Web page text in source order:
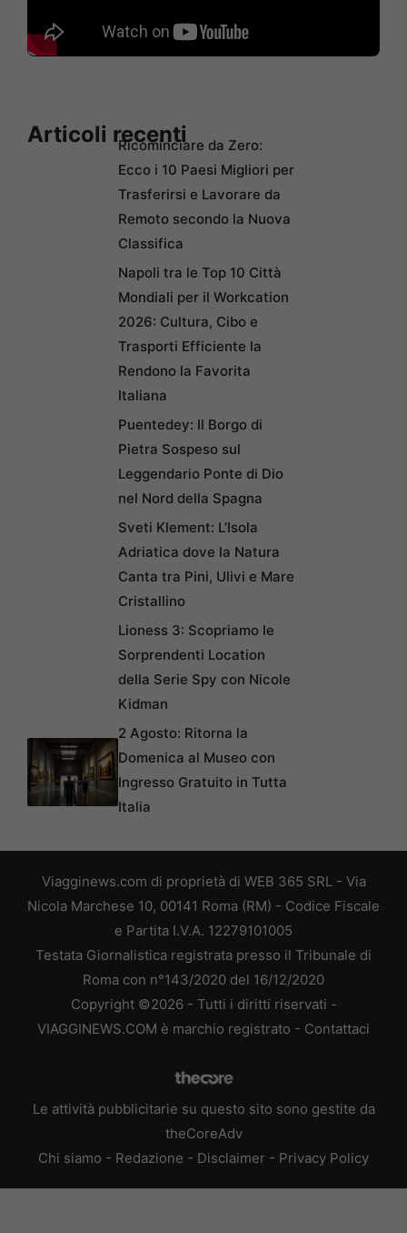
Articoli recentiRicominciare da Zero:
Ecco i 10 Paesi Migliori per
Trasferirsi e Lavorare da
Remoto secondo la Nuova
Classifica
Napoli tra le Top 10 Città
Mondiali per il Workcation
2026: Cultura, Cibo e
Trasporti Efficiente la
Rendono la Favorita
Italiana
Puentedey: Il Borgo di
Pietra Sospeso sul
Leggendario Ponte di Dio
nel Nord della Spagna
Sveti Klement: L’Isola
Adriatica dove la Natura
Canta tra Pini, Ulivi e Mare
Cristallino
Lioness 3: Scopriamo le
Sorprendenti Location
della Serie Spy con Nicole
Kidman
2 Agosto: Ritorna la
Domenica al Museo con
Ingresso Gratuito in Tutta
Italia
Viagginews.com di proprietà di WEB 365 SRL - Via
Nicola Marchese 10, 00141 Roma (RM) - Codice Fiscale
e Partita I.V.A. 12279101005
Testata Giornalistica registrata presso il Tribunale di
Roma con n°143/2020 del 16/12/2020
Copyright ©2026 - Tutti i diritti riservati -
VIAGGINEWS.COM è marchio registrato - Contattaci
Le attività pubblicitarie su questo sito sono gestite da
theCoreAdv
Chi siamo - Redazione - Disclaimer - Privacy Policy